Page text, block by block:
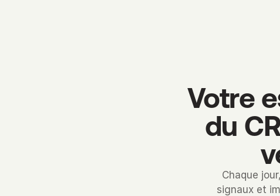
Votre
du
Chaque
signaux et